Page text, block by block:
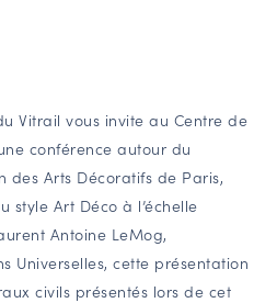
« ACTEURS »
de la Région Grand Est
Vitrail vous invite au Centre de
conférence autour du
des Arts Décoratifs de Paris,
Art Déco à l’échelle
Antoine LeMog,
Universelles, cette présentation
civils présentés lors de cet